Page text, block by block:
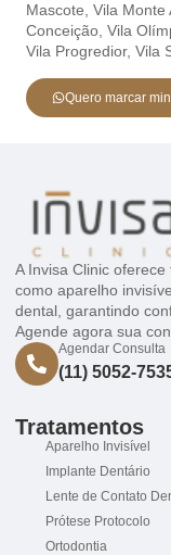
Mascote, Vila Monte
Conceição, Vila
Vila Progredior, Vila
Quero marcar
A Invisa Clinic
como aparelho
dental, garantindo
Agende agora sua
Agendar Consulta
(11) 5052-
Tratamentos
Aparelho Invisível
Implante Dentário
Lente de Contato
Prótese Protocolo
Ortodontia